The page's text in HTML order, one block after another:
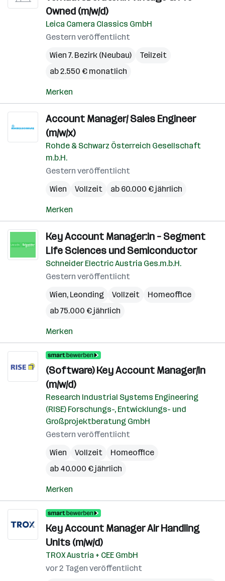
Owned (m/w/d)
Leica Camera Classics GmbH
Gestern veröffentlicht
Wien 7. Bezirk (Neubau)
Teilzeit
ab 2.550 € monatlich
Merken
Account Manager/ Sales Engineer
(m/w/x)
Rohde & Schwarz Österreich Gesellschaft
m.b.H.
Gestern veröffentlicht
Wien
Vollzeit ab 60.000 € jährlich
Merken
Key Account Manager:in – Segment
Life Sciences und Semiconductor
Schneider Electric Austria Ges.m.b.H.
Gestern veröffentlicht
Wien, Leonding Vollzeit
Homeoffice
ab 75.000 € jährlich
Merken
(Software) Key Account Manager/in
(m/w/d)
Research Industrial Systems Engineering
(RISE) Forschungs-, Entwicklungs- und
Großprojektberatung GmbH
Gestern veröffentlicht
Wien
Vollzeit
Homeoffice
ab 40.000 € jährlich
Merken
Key Account Manager Air Handling
Units (m/w/d)
TROX Austria + CEE GmbH
vor 2 Tagen veröffentlicht